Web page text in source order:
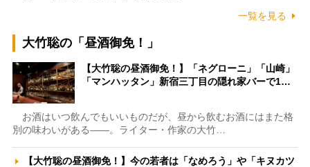
一覧を見る
大竹聡の「昼酒御免！」
【大竹聡の昼酒御免！】「ネグローニ」「山崎」
「マンハッタン」新宿三丁目の隠れ家バーで1…
お酒はいつ飲んでもいいものだが、昼から飲むお酒にはまた格
別の味わいがある――。ライター・作家の大竹…
【大竹聡の昼酒御免！】今の若者は「なめろう」や「キヌカツ